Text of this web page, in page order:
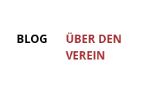
BLOG
ÜBER DEN
VEREIN